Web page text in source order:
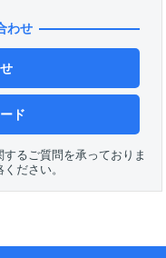
わせ
ド
るご質問を承っておりま
ださい。